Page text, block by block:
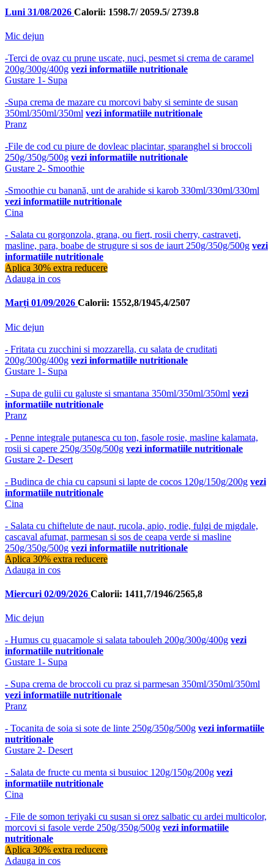
Luni 31/08/2026 Calorii: 1598.7/ 2059.5/ 2739.8
Mic dejun
-Terci de ovaz cu prune uscate, nuci, pesmet si crema de caramel
200g/300g/400g vezi informatiile nutritionale
Gustare 1- Supa
-Supa crema de mazare cu morcovi baby si seminte de susan
350ml/350ml/350ml vezi informatiile nutritionale
Pranz
-File de cod cu piure de dovleac placintar, sparanghel si broccoli
250g/350g/500g vezi informatiile nutritionale
Gustare 2- Smoothie
-Smoothie cu banană, unt de arahide si karob 330ml/330ml/330ml
vezi informatiile nutritionale
Cina
- Salata cu gorgonzola, grana, ou fiert, rosii cherry, castraveti,
masline, para, boabe de strugure si sos de iaurt 250g/350g/500g vezi
informatiile nutritionale
Aplica 30% extra reducere
Adauga in cos
Marți 01/09/2026 Calorii: 1552,8/1945,4/2507
Mic dejun
- Fritata cu zucchini si mozzarella, cu salata de cruditati
200g/300g/400g vezi informatiile nutritionale
Gustare 1- Supa
- Supa de gulii cu galuste si smantana 350ml/350ml/350ml vezi
informatiile nutritionale
Pranz
- Penne integrale putanesca cu ton, fasole rosie, masline kalamata,
rosii si capere 250g/350g/500g vezi informatiile nutritionale
Gustare 2- Desert
- Budinca de chia cu capsuni si lapte de cocos 120g/150g/200g vezi
informatiile nutritionale
Cina
- Salata cu chiftelute de naut, rucola, apio, rodie, fulgi de migdale,
cascaval afumat, parmesan si sos de ceapa verde si masline
250g/350g/500g vezi informatiile nutritionale
Aplica 30% extra reducere
Adauga in cos
Miercuri 02/09/2026 Calorii: 1411,7/1946/2565,8
Mic dejun
- Humus cu guacamole si salata tabouleh 200g/300g/400g vezi
informatiile nutritionale
Gustare 1- Supa
- Supa crema de broccoli cu praz si parmesan 350ml/350ml/350ml
vezi informatiile nutritionale
Pranz
- Tocanita de soia si sote de linte 250g/350g/500g vezi informatiile
nutritionale
Gustare 2- Desert
- Salata de fructe cu menta si busuioc 120g/150g/200g vezi
informatiile nutritionale
Cina
- File de somon teriyaki cu susan si orez salbatic cu ardei multicolor,
morcovi si fasole verde 250g/350g/500g vezi informatiile
nutritionale
Aplica 30% extra reducere
Adauga in cos